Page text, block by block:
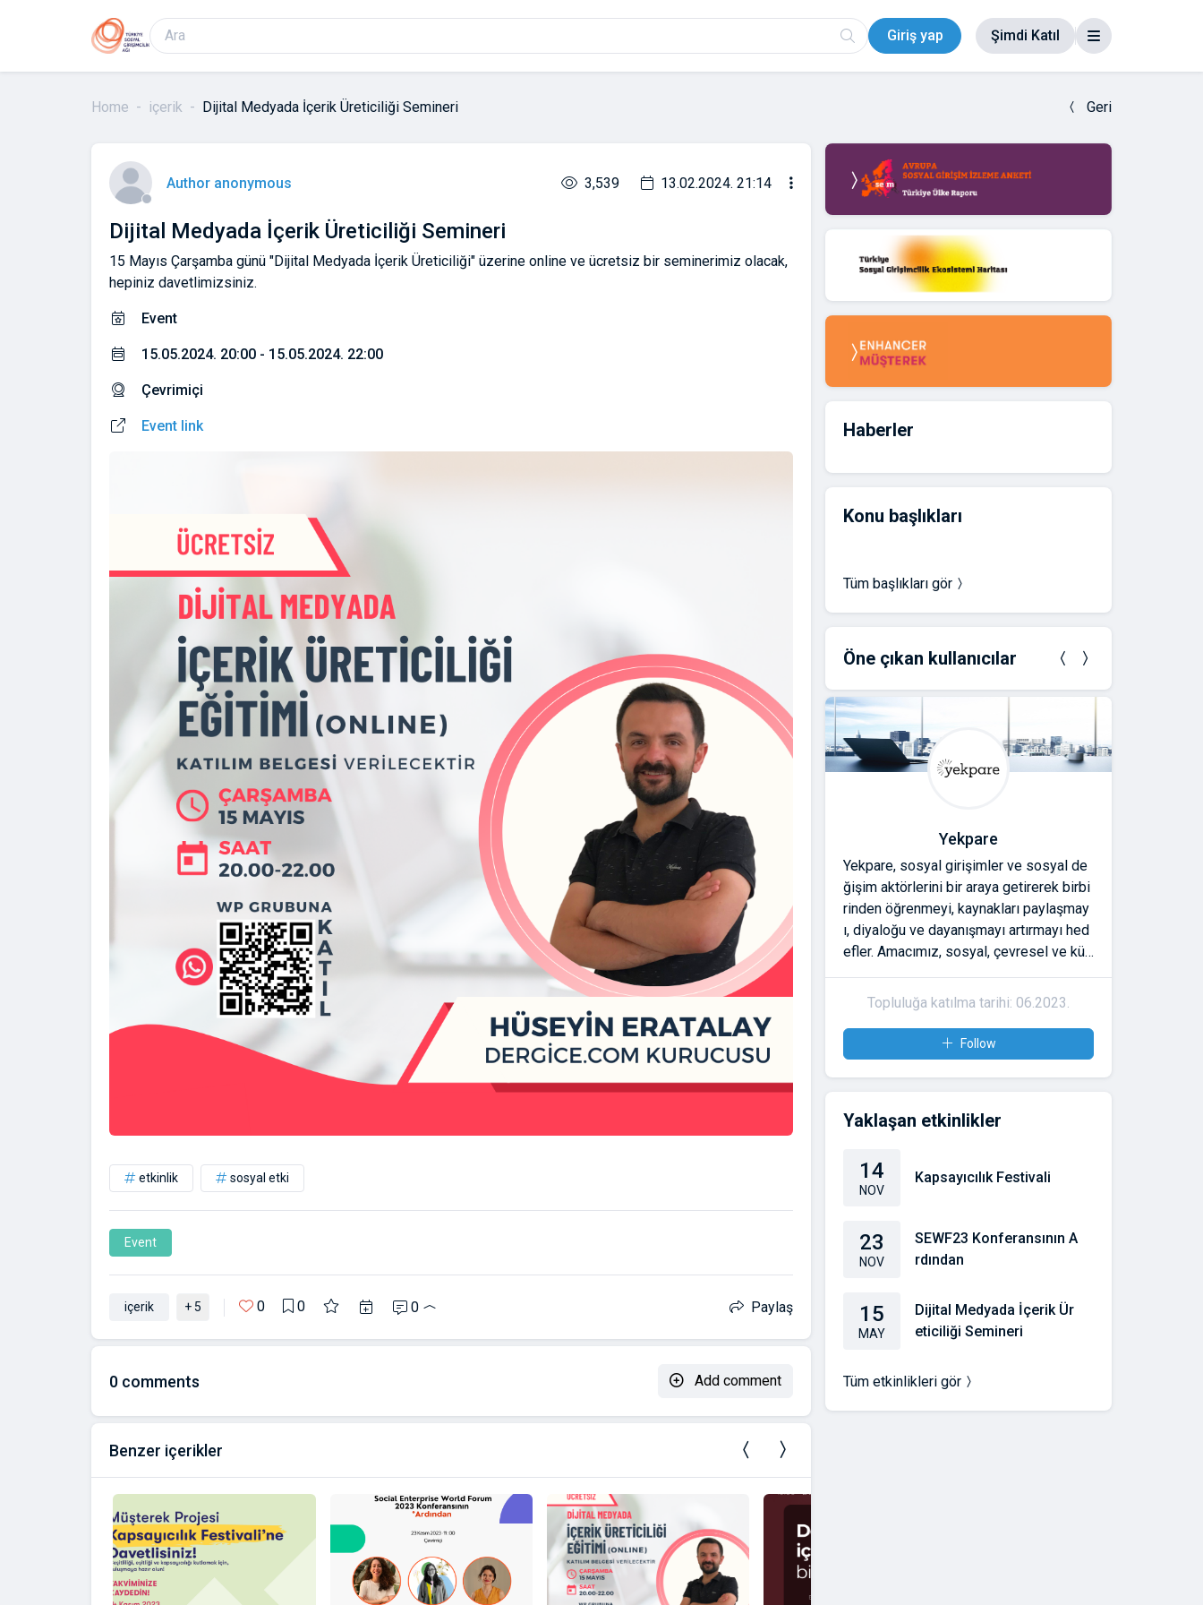
Giriş yap Şimdi Katıl
Home içerik Dijital Medyada İçerik Üreticiliği Semineri Geri
Author anonymous 3,539 13.02.2024. 21:14
Dijital Medyada İçerik Üreticiliği Semineri
15 Mayıs Çarşamba günü "Dijital Medyada İçerik Üreticiliği" üzerine online ve ücretsiz bir seminerimiz olacak,
hepiniz davetlimizsiniz.
Event
15.05.2024. 20:00 - 15.05.2024. 22:00
Çevrimiçi
Event link
etkinlik sosyal etki
Event
içerik + 5 0 0 0 Paylaş
0 comments Add comment
Benzer içerikler
Haberler
Konu başlıkları
Tüm başlıkları gör
Öne çıkan kullanıcılar
Yekpare
Yekpare, sosyal girişimler ve sosyal de
ğişim aktörlerini bir araya getirerek birbi
rinden öğrenmeyi, kaynakları paylaşmay
ı, diyaloğu ve dayanışmayı artırmayı hed
efler. Amacımız, sosyal, çevresel ve kült
ürel meseleler için çalışanların güvene d
ayalı ilişkiler kurmasını ve etkilerini büyü
tmesini desteklemektir. Yekpare'ye katıl
dığınızda;
* Atölyeler ve buluşmalarla bağlarınızı g
üçlendirme,
* Ulusal ve uluslararası ağlarda görünür
Topluluğa katılma tarihi: 06.2023.
Vehbi Koç Vakfı
Topluluğa katılma tarihi: 06.2023.
Follow
Yaklaşan etkinlikler
14
NOV
Kapsayıcılık Festivali
23
NOV
SEWF23 Konferansının A
rdından
15
MAY
Dijital Medyada İçerik Ür
eticiliği Semineri
Tüm etkinlikleri gör